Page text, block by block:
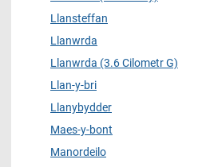
Llansteffan
Llanwrda
Llanwrda (3.6 Cilometr G)
Llan-y-bri
Llanybydder
Maes-y-bont
Manordeilo